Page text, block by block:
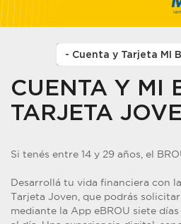
CUENTA Y MI
TARJETA
Si tenés entre 14 y 29 años, el
Desarrollá tu vida financiera con
Tarjeta Joven, que podrás
mediante la App eBROU siete